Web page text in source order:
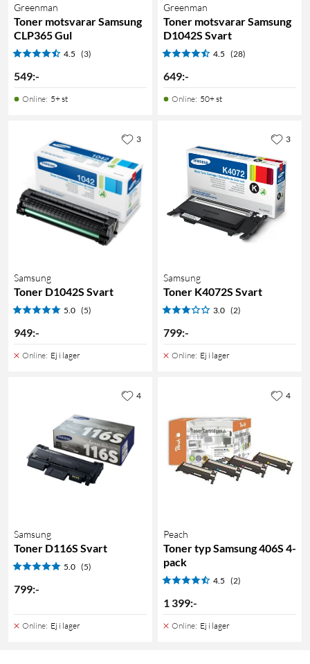
Greenman
Toner motsvarar Samsung
CLP365 Gul
4.5 (3)
549:-
Online: 5+ st
Greenman
Toner motsvarar Samsung
D1042S Svart
4.5 (28)
649:-
Online: 50+ st
Samsung
Toner D1042S Svart
5.0 (5)
949:-
Online: Ej i lager
3
Samsung
Toner K4072S Svart
3.0 (2)
799:-
Online: Ej i lager
3
Samsung
Toner D116S Svart
5.0 (5)
799:-
Online: Ej i lager
4
Peach
Toner typ Samsung 406S 4-
pack
4.5 (2)
1 399:-
Online: Ej i lager
4